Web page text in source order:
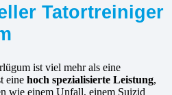
Tatortreiniger
ist viel mehr als eine
eine hoch spezialisierte Leistung,
wie einem Unfall, einem Suizid